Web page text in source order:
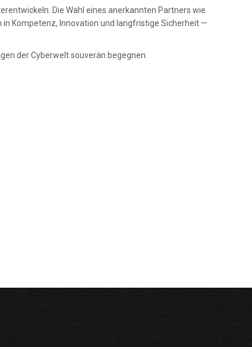
Die Wahl eines anerkannten Partners wie
Kompetenz, Innovation und langfristige Sicherheit —
der Cyberwelt souverän begegnen.